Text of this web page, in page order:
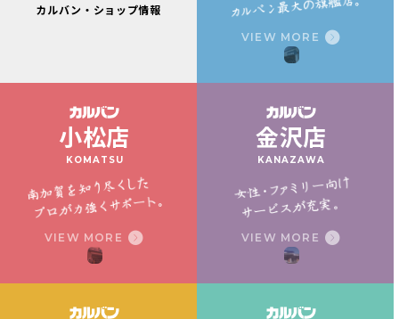
カルバン・ショップ情報
VIEW MORE
小松店
KOMATSU
VIEW MORE
金沢店
KANAZAWA
VIEW MORE